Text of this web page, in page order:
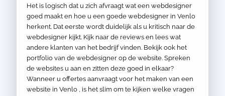
Het is logisch dat u zich afvraagt wat een webdesigner
goed maakt en hoe u een goede webdesigner in Venlo
herkent. Dat eerste wordt duidelijk als u kritisch naar de
webdesigner kijkt. Kijk naar de reviews en lees wat
andere klanten van het bedrijf vinden. Bekijk ook het
portfolio van de webdesigner op de website. Spreken
de websites u aan en zitten deze goed in elkaar?
Wanneer u offertes aanvraagt voor het maken van een
website in Venlo , is het slim om te kijken welke vragen